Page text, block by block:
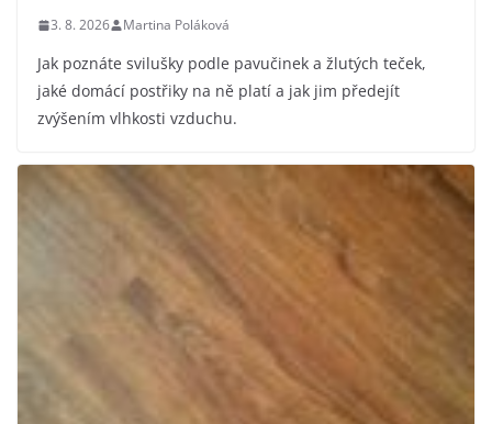
3. 8. 2026 Martina Poláková
Jak poznáte svilušky podle pavučinek a žlutých teček,
jaké domácí postřiky na ně platí a jak jim předejít
zvýšením vlhkosti vzduchu.